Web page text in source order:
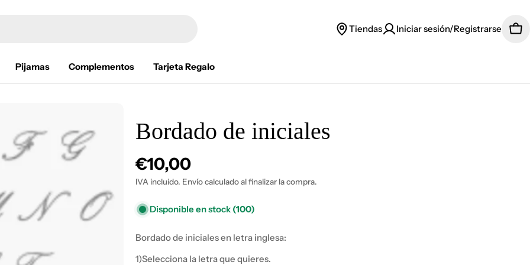
Tiendas Iniciar sesión/Registrarse
Pijamas Complementos Tarjeta Regalo
Bordado de iniciales
Precio
habitual
€10,00
IVA incluido. Envío calculado al finalizar la compra.
Disponible en stock (100)
Bordado de iniciales en letra inglesa:
1)Selecciona la letra que quieres.